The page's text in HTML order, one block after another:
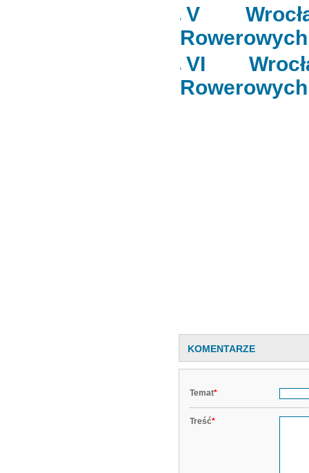
V
Rowerowych
VI
KOMENTARZE
Temat*
Treść*